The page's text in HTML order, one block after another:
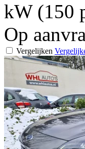
kW (150
Op
Vergelijken